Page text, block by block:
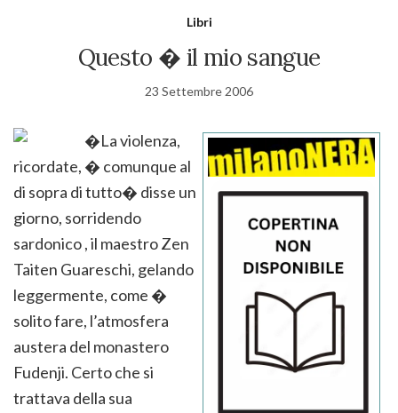
Libri
Questo � il mio sangue
23 Settembre 2006
�La violenza,
ricordate, � comunque al
di sopra di tutto� disse un
giorno, sorridendo
sardonico , il maestro Zen
Taiten Guareschi, gelando
leggermente, come �
solito fare, l’atmosfera
austera del monastero
Fudenji. Certo che si
trattava della sua